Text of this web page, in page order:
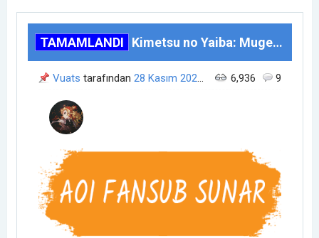
TAMAMLANDI Kimetsu no Yaiba: Mugen Ressha-hen TV (7/7)
9
6,936
Vuats tarafından 28 Kasım 2021 21:01 zamanında açıldı.